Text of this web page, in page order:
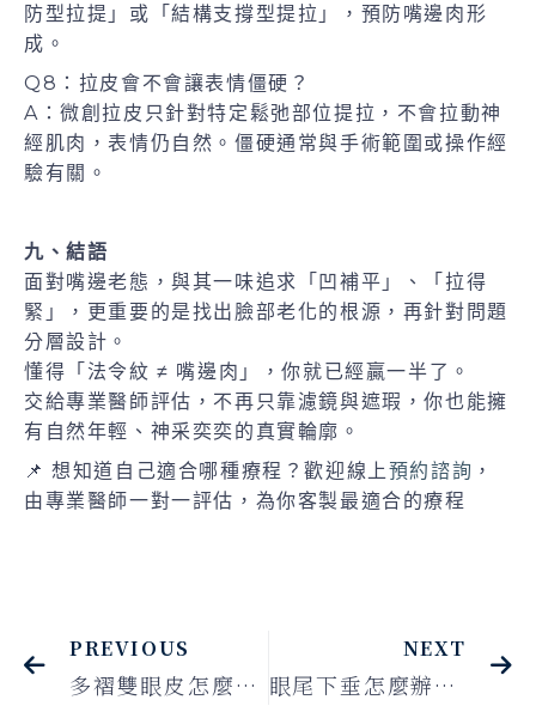
防型拉提」或「結構支撐型提拉」，預防嘴邊肉形
成。
Q8：拉皮會不會讓表情僵硬？
A：微創拉皮只針對特定鬆弛部位提拉，不會拉動神
經肌肉，表情仍自然。僵硬通常與手術範圍或操作經
驗有關。
九、結語
面對嘴邊老態，與其一味追求「凹補平」、「拉得
緊」，更重要的是找出臉部老化的根源，再針對問題
分層設計。
懂得「法令紋 ≠ 嘴邊肉」，你就已經贏一半了。
交給專業醫師評估，不再只靠濾鏡與遮瑕，你也能擁
有自然年輕、神采奕奕的真實輪廓。
📌 想知道自己適合哪種療程？歡迎線上 預約諮詢 ，
由專業醫師一對一評估，為你客製最適合的療程
PREVIOUS
多褶雙眼皮怎麼辦？4大成因＋改善方式解析，打造自然深邃的雙眼皮
NEXT
眼尾下垂怎麼辦？別急著割雙眼皮！醫師帶你找出真正原因與最佳解法